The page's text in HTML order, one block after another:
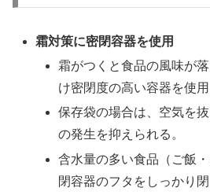
霜対策に密閉容器を使用
霜がつくと食品の風味が
け密閉度の高い容器を使用
保存袋の場合は、空気を
の発生を抑えられる。
含水量の多い食品（ご飯
閉容器のフタをしっかり